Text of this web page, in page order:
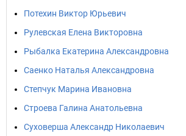
Потехин Виктор Юрьевич
Рулевская Елена Викторовна
Рыбалка Екатерина Александровна
Саенко Наталья Александровна
Степчук Марина Ивановна
Строева Галина Анатольевна
Суховерша Александр Николаевич